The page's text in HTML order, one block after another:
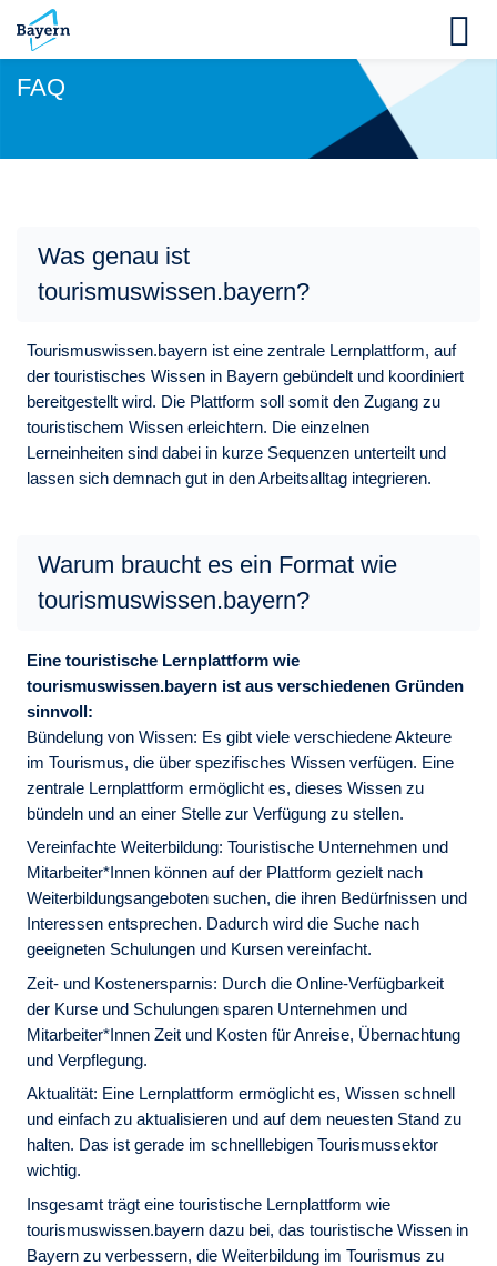
Skip to navigation
Skip to login form
Zum Hauptinhalt
Skip to accessibility options
Skip to footer
Skip accessibility options
FAQ
Was genau ist
tourismuswissen.bayern?
Tourismuswissen.bayern ist eine zentrale Lernplattform, auf
der touristisches Wissen in Bayern gebündelt und koordiniert
bereitgestellt wird. Die Plattform soll somit den Zugang zu
touristischem Wissen erleichtern. Die einzelnen
Lerneinheiten sind dabei in kurze Sequenzen unterteilt und
lassen sich demnach gut in den Arbeitsalltag integrieren.
Warum braucht es ein Format wie
tourismuswissen.bayern?
Eine touristische Lernplattform wie
tourismuswissen.bayern ist aus verschiedenen Gründen
sinnvoll:
Bündelung von Wissen: Es gibt viele verschiedene Akteure
im Tourismus, die über spezifisches Wissen verfügen. Eine
zentrale Lernplattform ermöglicht es, dieses Wissen zu
bündeln und an einer Stelle zur Verfügung zu stellen.
Vereinfachte Weiterbildung: Touristische Unternehmen und
Mitarbeiter*Innen können auf der Plattform gezielt nach
Weiterbildungsangeboten suchen, die ihren Bedürfnissen und
Interessen entsprechen. Dadurch wird die Suche nach
geeigneten Schulungen und Kursen vereinfacht.
Zeit- und Kostenersparnis: Durch die Online-Verfügbarkeit
der Kurse und Schulungen sparen Unternehmen und
Mitarbeiter*Innen Zeit und Kosten für Anreise, Übernachtung
und Verpflegung.
Aktualität: Eine Lernplattform ermöglicht es, Wissen schnell
und einfach zu aktualisieren und auf dem neuesten Stand zu
halten. Das ist gerade im schnelllebigen Tourismussektor
wichtig.
Insgesamt trägt eine touristische Lernplattform wie
tourismuswissen.bayern dazu bei, das touristische Wissen in
Bayern zu verbessern, die Weiterbildung im Tourismus zu